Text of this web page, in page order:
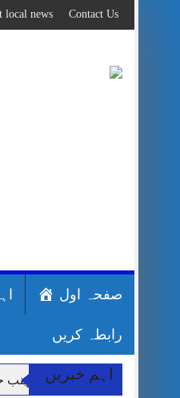
to
content
Contact Us
local news
صفحہ اول
رابطہ کریں
اہم خبریں
کلرسیداں سیدہ زینب حسین